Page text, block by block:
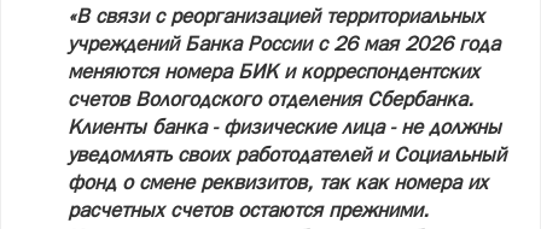
«В связи с реорганизацией территориальных
учреждений Банка России с 26 мая 2026 года
меняются номера БИК и корреспондентских
счетов Вологодского отделения Сбербанка.
Клиенты банка - физические лица - не должны
уведомлять своих работодателей и Социальный
фонд о смене реквизитов, так как номера их
расчетных счетов остаются прежними.